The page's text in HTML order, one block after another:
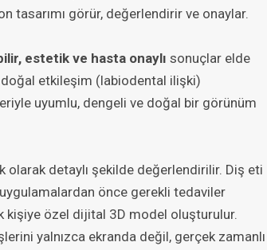
tasarımı görür, değerlendirir ve onaylar.
estetik ve hasta onaylı sonuçlar elde
etkileşim (labiodental ilişki)
uyumlu, dengeli ve doğal bir görünüm
detaylı şekilde değerlendirilir. Diş eti
önce gerekli tedaviler
kişiye özel dijital 3D model oluşturulur.
yalnızca ekranda değil, gerçek zamanlı